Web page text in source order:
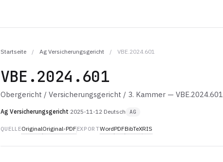
Startseite / Ag Versicherungsgericht / VBE.2024.601
VBE.2024.601
Obergericht / Versicherungsgericht / 3. Kammer — VBE.2024.601
Ag Versicherungsgericht·2025-11-12·Deutsch AG
QUELLEOriginalOriginal-PDF EXPORTWordPDFBibTeXRIS